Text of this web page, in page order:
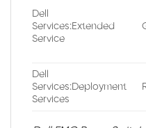
Dell
Services:Extended
Service
Dell
Services:Deployment
Services